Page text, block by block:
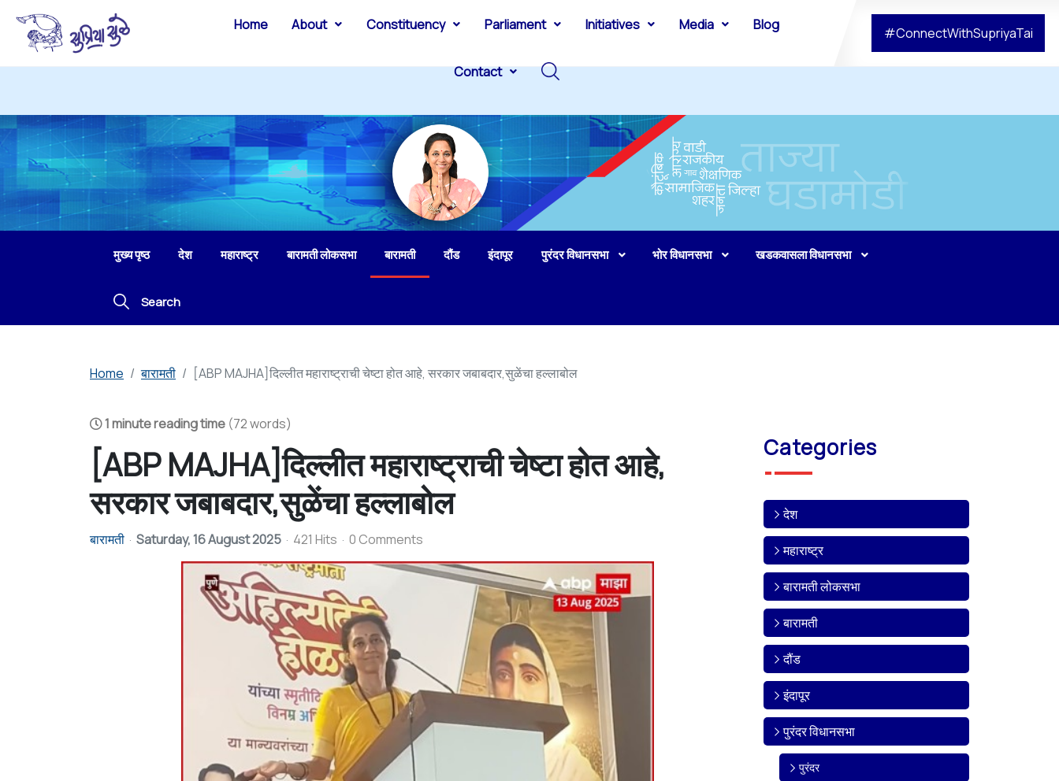
Home About Constituency Parliament Initiatives Media Blog
Contact
#ConnectWithSupriyaTai
मुख्य पृष्ठ देश महाराष्ट्र बारामती लोकसभा बारामती दौंड इंदापूर पुरंदर विधानसभा भोर विधानसभा खडकवासला विधानसभा
Search
Home बारामती [ABP MAJHA]दिल्लीत महाराष्ट्राची चेष्टा होत आहे, सरकार जबाबदार,सुळेंचा हल्लाबोल
1 minute reading time (72 words)
[ABP MAJHA]दिल्लीत महाराष्ट्राची चेष्टा होत आहे,
सरकार जबाबदार,सुळेंचा हल्लाबोल
बारामती Saturday, 16 August 2025 421 Hits 0 Comments
Categories
देश
महाराष्ट्र
बारामती लोकसभा
बारामती
दौंड
इंदापूर
पुरंदर विधानसभा
पुरंदर